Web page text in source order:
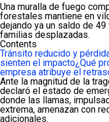
Una muralla de fuego
forestales mantiene en
dejando ya un saldo de
familias desplazadas.
Contents
Tránsito reducido y
sienten el impacto¿Qué
empresa atribuye el
Ante la magnitud de la
declaró el estado de
donde las llamas,
extrema, amenazan con
adicionales.